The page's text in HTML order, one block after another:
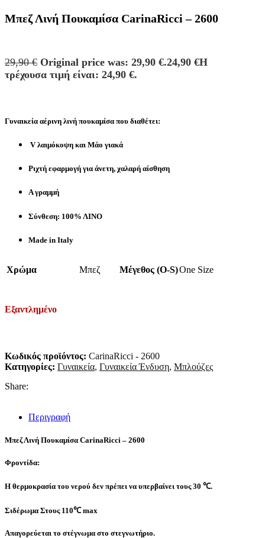
Μπεζ Λινή Πουκαμίσα CarinaRicci – 2600
29,90€ Original price was: 29,90 €.24,90 €Η
τρέχουσα τιμή είναι: 24,90 €.
Γυναικεία αέρινη λινή πουκαμίσα που διαθέτει:
V λαιμόκοψη και Μάο γιακά
Ριχτή εφαρμογή για άνετη, χαλαρή αίσθηση
Α γραμμή
Σύνθεση: 100% ΛINO
Made in Italy
Χρώμα Μπεζ Μέγεθος (O-S)One Size
Εξαντλημένο
Κωδικός προϊόντος: CarinaRicci - 2600
Κατηγορίες: Γυναικεία, Γυναικεία Ένδυση, Μπλούζες
Share:
Περιγραφή
Μπεζ Λινή Πουκαμίσα CarinaRicci – 2600
Φροντίδα:
Η θερμοκρασία του νερού δεν πρέπει να υπερβαίνει τους 30 ℃.
Σιδέρωμα Στους 110℃ max
Απαγορεύεται το στέγνωμα στο στεγνωτήριο.